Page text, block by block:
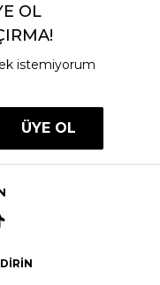
OL
istemiyorum
ÜYE OL